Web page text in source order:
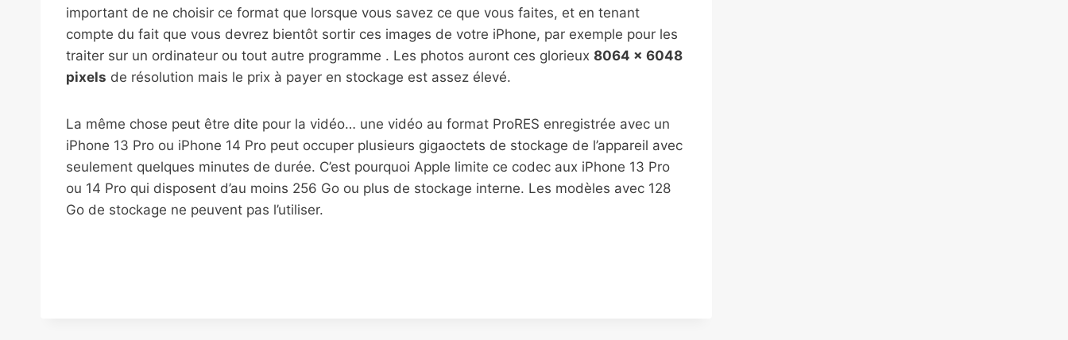
important de ne choisir ce format que lorsque vous savez ce que vous faites, et en tenant
compte du fait que vous devrez bientôt sortir ces images de votre iPhone, par exemple pour les
traiter sur un ordinateur ou tout autre programme . Les photos auront ces glorieux 8064 x 6048
pixels de résolution mais le prix à payer en stockage est assez élevé.
La même chose peut être dite pour la vidéo… une vidéo au format ProRES enregistrée avec un
iPhone 13 Pro ou iPhone 14 Pro peut occuper plusieurs gigaoctets de stockage de l’appareil avec
seulement quelques minutes de durée. C’est pourquoi Apple limite ce codec aux iPhone 13 Pro
ou 14 Pro qui disposent d’au moins 256 Go ou plus de stockage interne. Les modèles avec 128
Go de stockage ne peuvent pas l’utiliser.